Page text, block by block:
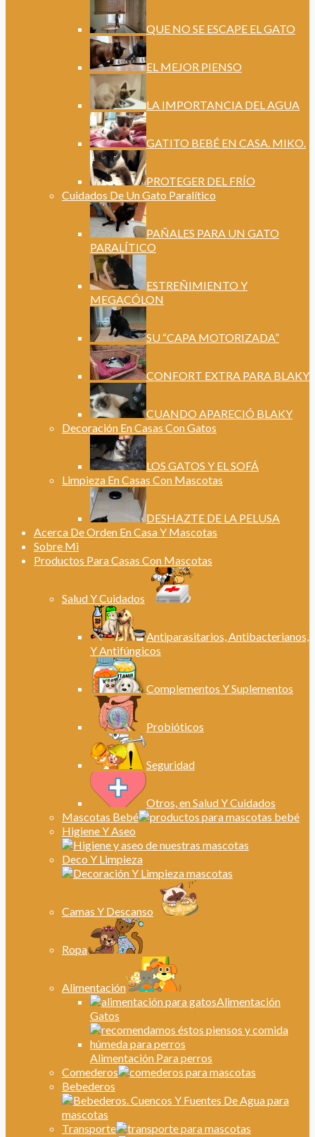
QUE NO SE ESCAPE EL GATO
EL MEJOR PIENSO
LA IMPORTANCIA DEL AGUA
GATITO BEBÉ EN CASA. MIKO.
PROTEGER DEL FRÍO
Cuidados De Un Gato Paralítico
PAÑALES PARA UN GATO
PARALÍTICO
ESTREÑIMIENTO Y
MEGACÓLON
SU “CAPA MOTORIZADA”
CONFORT EXTRA PARA BLAKY
CUANDO APARECIÓ BLAKY
Decoración En Casas Con Gatos
LOS GATOS Y EL SOFÁ
Limpieza En Casas Con Mascotas
DESHAZTE DE LA PELUSA
Acerca De Orden En Casa Y Mascotas
Sobre Mi
Productos Para Casas Con Mascotas
Salud Y Cuidados
Antiparasitarios, Antibacterianos,
Y Antifúngicos
Complementos Y Suplementos
Probióticos
Seguridad
Otros, en Salud Y Cuidados
Mascotas Bebé
Higiene Y Aseo
Deco Y Limpieza
Camas Y Descanso
Ropa
Alimentación
Alimentación
Gatos
Alimentación Para perros
Comederos
Bebederos
Transporte